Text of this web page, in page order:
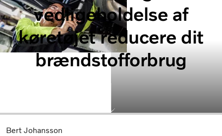
Lastbiler
Serviceydelser
Forhandlersøgning
Nyheder
vedligeholdelse af
køretøjet reducere dit
brændstofforbrug
Bert Johansson